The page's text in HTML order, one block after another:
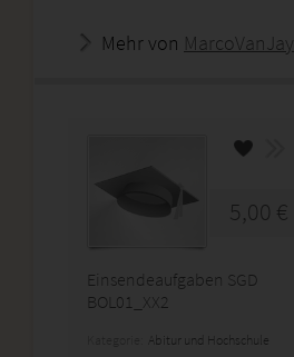
Mehr von MarcoVanJay
5,00 €
Einsendeaufgaben SGD
BOL01_XX2
Abitur und Hochschule